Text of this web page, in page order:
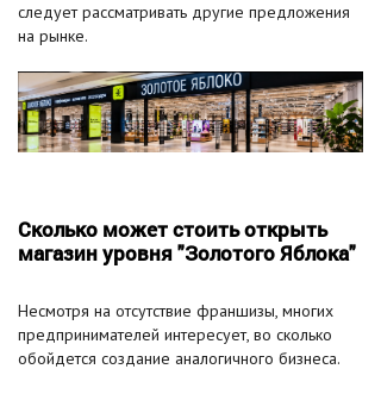
следует рассматривать другие предложения
на рынке.
Сколько может стоить открыть
магазин уровня "Золотого Яблока"
Несмотря на отсутствие франшизы, многих
предпринимателей интересует, во сколько
обойдется создание аналогичного бизнеса.